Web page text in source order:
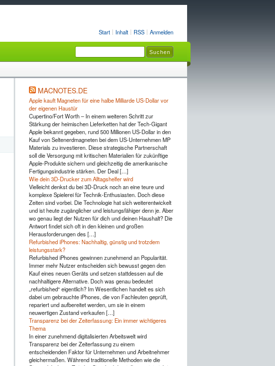
Start Inhalt RSS Anmelden
MACNOTES.DE
Apple kauft Magneten für eine halbe Milliarde US-Dollar vor
der eigenen Haustür
Cupertino/Fort Worth – In einem weiteren Schritt zur
Stärkung der heimischen Lieferketten hat der Tech-Gigant
Apple bekannt gegeben, rund 500 Millionen US-Dollar in den
Kauf von Seltenerdmagneten bei dem US-Unternehmen MP
Materials zu investieren. Diese strategische Partnerschaft
soll die Versorgung mit kritischen Materialien für zukünftige
Apple-Produkte sichern und gleichzeitig die amerikanische
Fertigungsindustrie stärken. Der Deal […]
Wie dein 3D-Drucker zum Alltagshelfer wird
Vielleicht denkst du bei 3D-Druck noch an eine teure und
komplexe Spielerei für Technik-Enthusiasten. Doch diese
Zeiten sind vorbei. Die Technologie hat sich weiterentwickelt
und ist heute zugänglicher und leistungsfähiger denn je. Aber
wo genau liegt der Nutzen für dich und deinen Haushalt? Die
Antwort findet sich oft in den kleinen und großen
Herausforderungen des […]
Refurbished iPhones: Nachhaltig, günstig und trotzdem
leistungsstark?
Refurbished iPhones gewinnen zunehmend an Popularität.
Immer mehr Nutzer entscheiden sich bewusst gegen den
Kauf eines neuen Geräts und setzen stattdessen auf die
nachhaltigere Alternative. Doch was genau bedeutet
„refurbished“ eigentlich? Im Wesentlichen handelt es sich
dabei um gebrauchte iPhones, die von Fachleuten geprüft,
repariert und aufbereitet werden, um sie in einem
neuwertigen Zustand verkaufen […]
Transparenz bei der Zeiterfassung: Ein immer wichtigeres
Thema
In einer zunehmend digitalisierten Arbeitswelt wird
Transparenz bei der Zeiterfassung zu einem
entscheidenden Faktor für Unternehmen und Arbeitnehmer
gleichermaßen. Während traditionelle Methoden wie die